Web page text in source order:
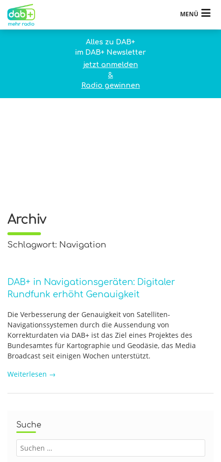
MENÜ
Alles zu DAB+
im DAB+ Newsletter
jetzt anmelden
&
Radio gewinnen
Archiv
Schlagwort: Navigation
DAB+ in Navigationsgeräten: Digitaler
Rundfunk erhöht Genauigkeit
Die Verbesserung der Genauigkeit von Satelliten-
Navigationssystemen durch die Aussendung von
Korrekturdaten via DAB+ ist das Ziel eines Projektes des
Bundesamtes für Kartographie und Geodäsie, das Media
Broadcast seit einigen Wochen unterstützt.
Weiterlesen →
Suche